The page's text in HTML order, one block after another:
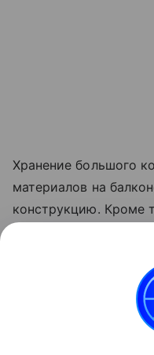
Хранение большого
материалов на
конструкцию. Кроме
которые могут
сказываться на